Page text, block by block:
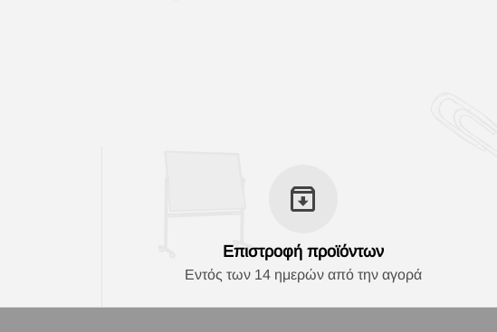
Επιστροφή προϊόντων
Εντός των 14 ημερών από την αγορά